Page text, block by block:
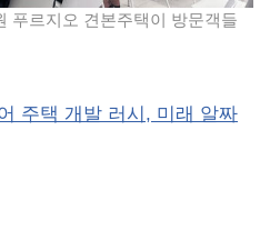
푸르지오 견본주택이 방문객들
주택 개발 러시, 미래 알짜